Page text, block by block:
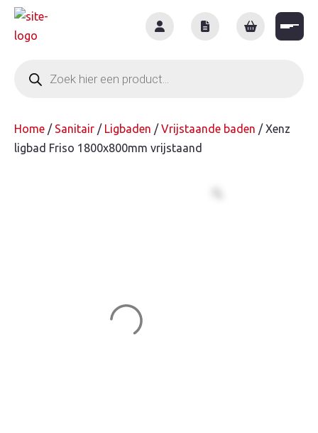
Skip
zoeken
Home / Sanitair / Ligbaden /Vrijstaande baden / Xenz
ligbad Friso 1800x800mm vrijstaand